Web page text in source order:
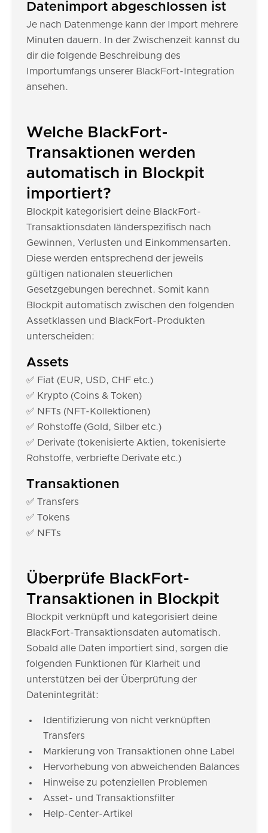
Datenimport abgeschlossen ist
Je nach Datenmenge kann der Import mehrere
Minuten dauern. In der Zwischenzeit kannst du
dir die folgende Beschreibung des
Importumfangs unserer BlackFort-Integration
ansehen.
Welche BlackFort-
Transaktionen werden
automatisch in Blockpit
importiert?
Blockpit kategorisiert deine BlackFort-
Transaktionsdaten länderspezifisch nach
Gewinnen, Verlusten und Einkommensarten.
Diese werden entsprechend der jeweils
gültigen nationalen steuerlichen
Gesetzgebungen berechnet. Somit kann
Blockpit automatisch zwischen den folgenden
Assetklassen und BlackFort-Produkten
unterscheiden:
Assets
✅ Fiat (EUR, USD, CHF etc.)
✅ Krypto (Coins & Token)
✅ NFTs (NFT-Kollektionen)
✅ Rohstoffe (Gold, Silber etc.)
✅ Derivate (tokenisierte Aktien, tokenisierte
Rohstoffe, verbriefte Derivate etc.)
Transaktionen
✅ Transfers
✅ Tokens
✅ NFTs
Überprüfe BlackFort-
Transaktionen in Blockpit
Blockpit verknüpft und kategorisiert deine
BlackFort-Transaktionsdaten automatisch.
Sobald alle Daten importiert sind, sorgen die
folgenden Funktionen für Klarheit und
unterstützen bei der Überprüfung der
Datenintegrität:
Identifizierung von nicht verknüpften
Transfers
Markierung von Transaktionen ohne Label
Hervorhebung von abweichenden Balances
Hinweise zu potenziellen Problemen
Asset- und Transaktionsfilter
Help-Center-Artikel